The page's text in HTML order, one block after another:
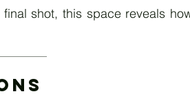
shot, this space reveals